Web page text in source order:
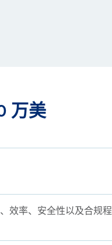
万美
效率、安全性以及合规程